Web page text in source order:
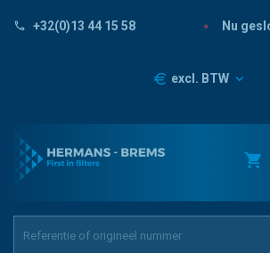
+32(0)13 44 15 58 Nu
Prijzen
excl. BTW